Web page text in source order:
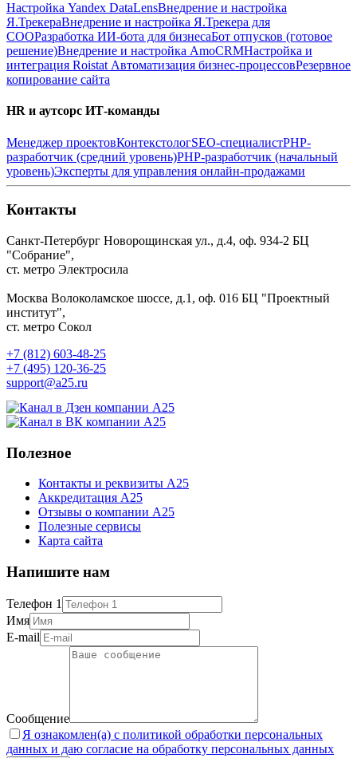
Настройка Yandex DataLensВнедрение и настройка
Я.ТрекераВнедрение и настройка Я.Трекера для
СООРазработка ИИ-бота для бизнесаБот отпусков (готовое
решение)Внедрение и настройка AmoCRMНастройка и
интеграция Roistat Автоматизация бизнес-процессовРезервное
копирование сайта
HR и аутсорс ИТ-команды
Менеджер проектовКонтекстологSEO-специалистPHP-
разработчик (средний уровень)PHP-разработчик (начальный
уровень)Эксперты для управления онлайн-продажами
Контакты
Санкт-Петербург Новорощинская ул., д.4, оф. 934-2 БЦ
"Собрание",
ст. метро Электросила
Москва Волоколамское шоссе, д.1, оф. 016 БЦ "Проектный
институт",
ст. метро Сокол
+7 (812) 603-48-25
+7 (495) 120-36-25
support@a25.ru
Полезное
Контакты и реквизиты А25
Аккредитация А25
Отзывы о компании А25
Полезные сервисы
Карта сайта
Напишите нам
Телефон 1
Имя
E-mail
Сообщение
Я ознакомлен(а) с политикой обработки персональных
данных и даю согласие на обработку персональных данных